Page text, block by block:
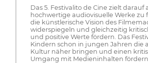
Das 5. Festivalito de Cine zielt darauf
hochwertige audiovisuelle Werke zu
die künstlerische Vision des
widerspiegeln und gleichzeitig
und positive Werte fördern. Das
Kindern schon in jungen Jahren die
Kultur näher bringen und einen
Umgang mit Medieninhalten fördern.